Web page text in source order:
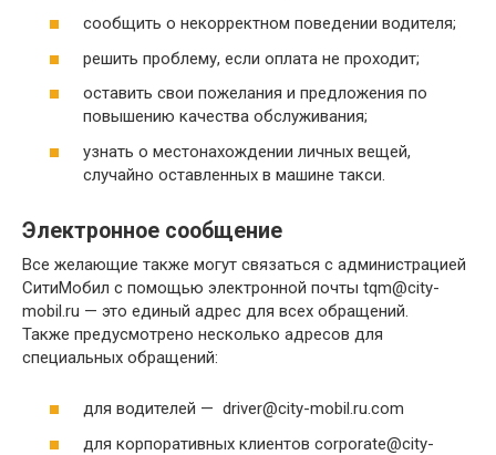
сообщить о некорректном поведении водителя;
решить проблему, если оплата не проходит;
оставить свои пожелания и предложения по
повышению качества обслуживания;
узнать о местонахождении личных вещей,
случайно оставленных в машине такси.
Электронное сообщение
Все желающие также могут связаться с администрацией
СитиМобил с помощью электронной почты tqm@city-
mobil.ru — это единый адрес для всех обращений.
Также предусмотрено несколько адресов для
специальных обращений:
для водителей — driver@city-mobil.ru.com
для корпоративных клиентов corporate@city-